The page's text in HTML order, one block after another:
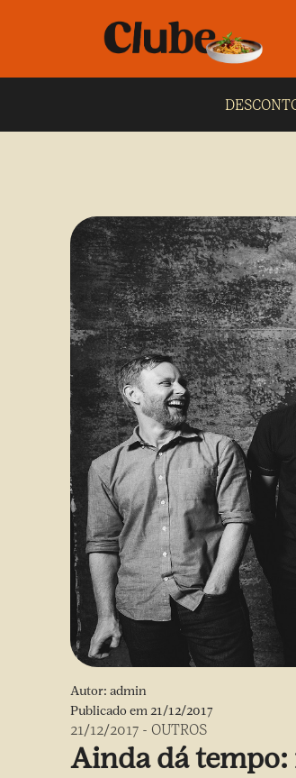
Autor: admin
Publicado em21/12/2017
21/12/2017 - OUTROS
Ainda dá tempo: